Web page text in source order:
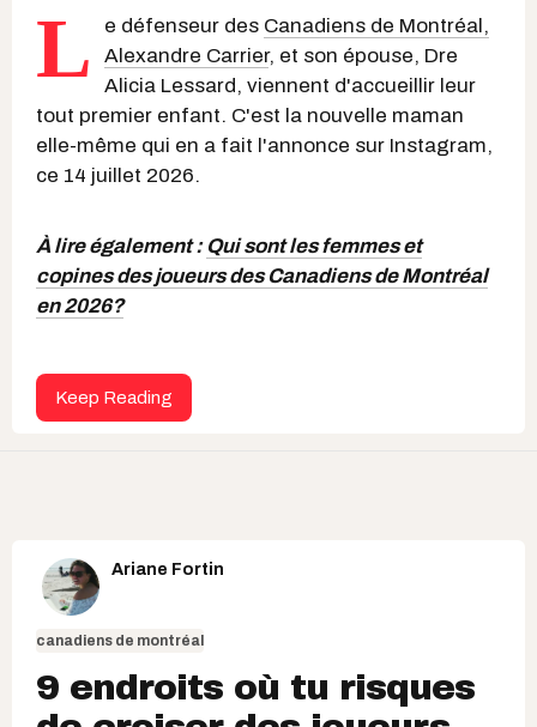
L e défenseur des Canadiens de Montréal,
Alexandre Carrier, et son épouse, Dre
Alicia Lessard, viennent d'accueillir leur
tout premier enfant. C'est la nouvelle maman
elle-même qui en a fait l'annonce sur Instagram,
ce 14 juillet 2026.
À lire également : Qui sont les femmes et
copines des joueurs des Canadiens de Montréal
en 2026?
Keep Reading
Ariane Fortin
canadiens de montréal
9 endroits où tu risques